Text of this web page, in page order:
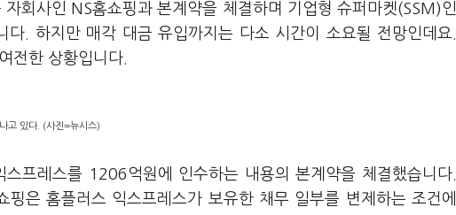
회사인 NS홈쇼핑과 본계약을 체결하며 기업형 슈퍼마켓(SSM)인
. 하지만 매각 대금 유입까지는 다소 시간이 소요될 전망인데요.
전한 상황입니다.
고 있다. (사진=뉴시스)
프레스를 1206억원에 인수하는 내용의 본계약을 체결했습니다.
은 홈플러스 익스프레스가 보유한 채무 일부를 변제하는 조건에